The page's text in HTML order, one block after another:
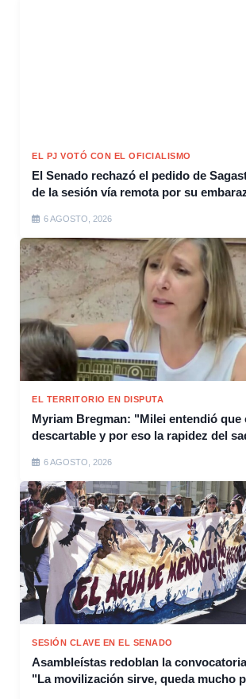
EL PJ VOTÓ CON EL OFICIALISMO
El Senado rechazó el pedido de
de la sesión vía remota por su
6 AGOSTO, 2026
EL TERRITORIO EN DISPUTA
Myriam Bregman: "Milei entendió que
descartable y por eso la rapidez del
6 AGOSTO, 2026
SESIÓN CLAVE EN EL SENADO
Asambleístas redoblan la
"La movilización sirve, queda mucho